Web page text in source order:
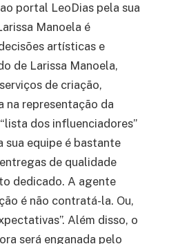
portal LeoDias pela sua
Manoela é
artísticas e
de Larissa Manoela,
de criação,
na representação da
dos influenciadores”
sua equipe é bastante
de qualidade
dedicado. A agente
é não contratá-la. Ou,
Além disso, o
será enganada pelo